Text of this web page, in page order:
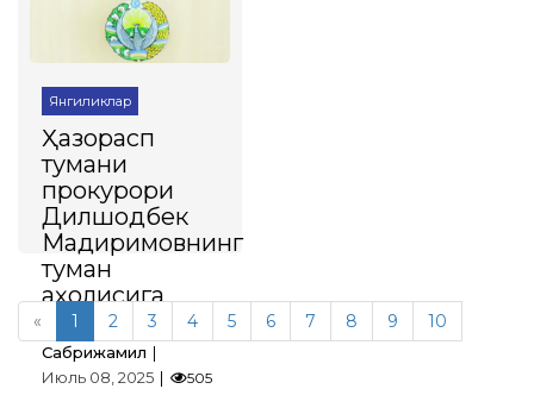
Янгиликлар
Ҳазорасп
тумани
прокурори
Дилшодбек
Мадиримовнинг
туман
аҳолисига
Мурожаати
Сабрижамил
Июль 08, 2025
505
« 1 2 3 4 5 6 7 8 9 10